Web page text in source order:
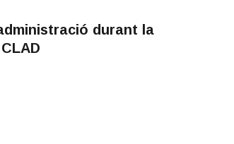
durant la